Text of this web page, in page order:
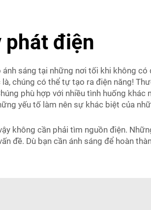
phát điện
sáng tại những nơi tối khi không có
chúng có thể tự tạo ra điện năng!
phù hợp với nhiều tình huống khác
yếu tố làm nên sự khác biệt của
không cần phải tìm nguồn điện.
đề. Dù bạn cần ánh sáng để hoàn